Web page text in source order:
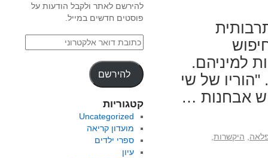
למיניהם.
"הוריו של שי
אבחנות …
היקשרות
להירשם לאתר ולקבל הודעות על
פוסטים חדשים במייל.
להירשם
קטגוריות
Uncategorized
מועדון קריאה
ספרי ילדים
עיון